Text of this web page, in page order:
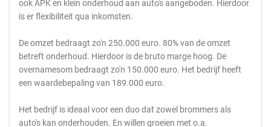
ook APK en klein onderhoud aan auto's aangeboden. Hierdoor
is er flexibiliteit qua inkomsten.
De omzet bedraagt zo'n 250.000 euro. 80% van de omzet
betreft onderhoud. Hierdoor is de bruto marge hoog. De
overnamesom bedraagt zo'n 150.000 euro. Het bedrijf heeft
een waardebepaling van 189.000 euro.
Het bedrijf is ideaal voor een duo dat zowel brommers als
auto's kan onderhouden. En willen groeien met o.a.